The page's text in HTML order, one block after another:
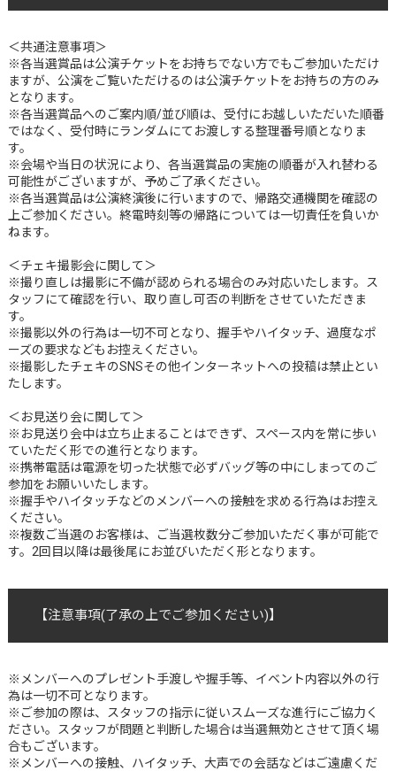
＜共通注意事項＞
※各当選賞品は公演チケットをお持ちでない方でもご参加いただけ
ますが、公演をご覧いただけるのは公演チケットをお持ちの方のみ
となります。
※各当選賞品へのご案内順/並び順は、受付にお越しいただいた順番
ではなく、受付時にランダムにてお渡しする整理番号順となりま
す。
※会場や当日の状況により、各当選賞品の実施の順番が入れ替わる
可能性がございますが、予めご了承ください。
※各当選賞品は公演終演後に行いますので、帰路交通機関を確認の
上ご参加ください。終電時刻等の帰路については一切責任を負いか
ねます。
＜チェキ撮影会に関して＞
※撮り直しは撮影に不備が認められる場合のみ対応いたします。ス
タッフにて確認を行い、取り直し可否の判断をさせていただきま
す。
※撮影以外の行為は一切不可となり、握手やハイタッチ、過度なポ
ーズの要求などもお控えください。
※撮影したチェキのSNSその他インターネットへの投稿は禁止とい
たします。
＜お見送り会に関して＞
※お見送り会中は立ち止まることはできず、スペース内を常に歩い
ていただく形での進行となります。
※携帯電話は電源を切った状態で必ずバッグ等の中にしまってのご
参加をお願いいたします。
※握手やハイタッチなどのメンバーへの接触を求める行為はお控え
ください。
※複数ご当選のお客様は、ご当選枚数分ご参加いただく事が可能で
す。2回目以降は最後尾にお並びいただく形となります。
【注意事項(了承の上でご参加ください)】
※メンバーへのプレゼント手渡しや握手等、イベント内容以外の行
為は一切不可となります。
※ご参加の際は、スタッフの指示に従いスムーズな進行にご協力く
ださい。スタッフが問題と判断した場合は当選無効とさせて頂く場
合もございます。
※メンバーへの接触、ハイタッチ、大声での会話などはご遠慮くだ